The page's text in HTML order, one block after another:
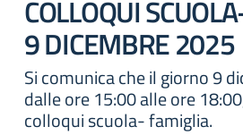
COLLOQUI
9 DICEMBRE 2025
Si comunica che il giorno 9
dalle ore 15:00 alle ore
colloqui scuola- famiglia.